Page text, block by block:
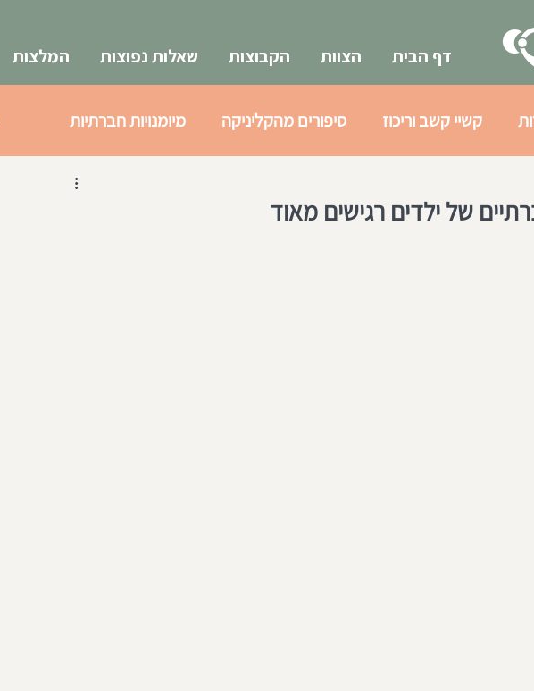
דף הבית הצוות הקבוצות שאלות נפוצות המלצות
קשיי קשב וריכוז סיפורים מהקליניקה מיומנויות חברתיות
של ילדים רגישים מאוד